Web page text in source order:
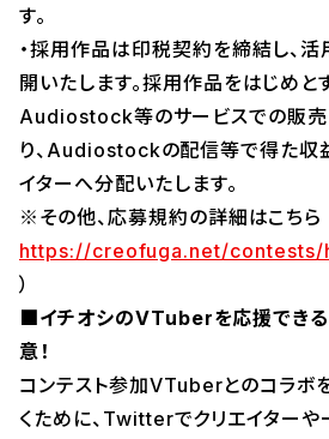
す。
・採用作品は印税契約を締結し、
開いたします。採用作品をはじめと
Audiostock等のサービスでの販売
り、Audiostockの配信等で得た収
イターへ分配いたします。
※その他、応募規約の詳細はこちら
https://creofuga.net/
）
■イチオシのVTuberを応援でき
意！
コンテスト参加VTuberとのコラボ
くために、Twitterでクリエイター